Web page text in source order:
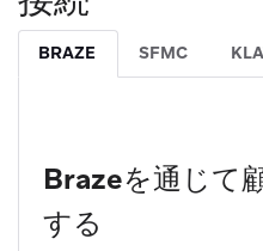
BRAZE SFMC
Brazeを通じて
する